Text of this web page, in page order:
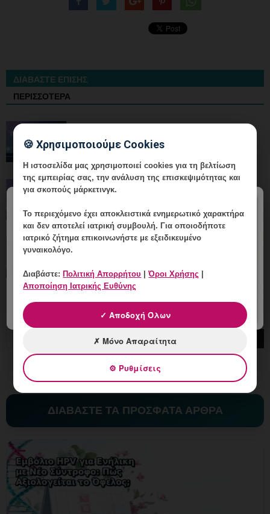
ΔΙΑΒΑΣΤΕ ΕΠΙΣΗΣ
ΠΕΡΙΣΣΟΤΕΡΑ
Ολοκληρωμένη Υπηρεσία HPV: Από τη
Διάγνωση έως τον Επανέλεγχο
Ολοκληρωμένη Υπηρεσία HPV: Από τη
Ολοκληρωμένη Υπηρεσία HPV: Από τη
ΔΙΑΒΑΣΤΕ ΤΑ ΠΡΟΣΦΑΤΑ ΑΡΘΡΑ
🍪 Χρησιμοποιούμε Cookies
Η ιστοσελίδα μας χρησιμοποιεί cookies για τη βελτίωση
της εμπειρίας σας, την ανάλυση της επισκεψιμότητας και
για σκοπούς μάρκετινγκ.
Το περιεχόμενο έχειαποκλειστικά ενημερωτικό χαρακτήρα
και δεν αποτελεί ιατρική συμβουλή. Για οποιοδήποτε
ιατρικό ζήτημα επικοινωνήστε με εξειδικευμένο
γυναικολόγο.
Διαβάστε: Πολιτική Απορρήτου |Όροι Χρήσης
Αποποίηση Ιατρικής Ευθύνης
✓ Αποδοχή Όλων
✗ Μόνο Απαραίτητα
⚙ Ρυθμίσεις